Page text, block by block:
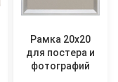
Рамка 20x20
для постера и
фотографий